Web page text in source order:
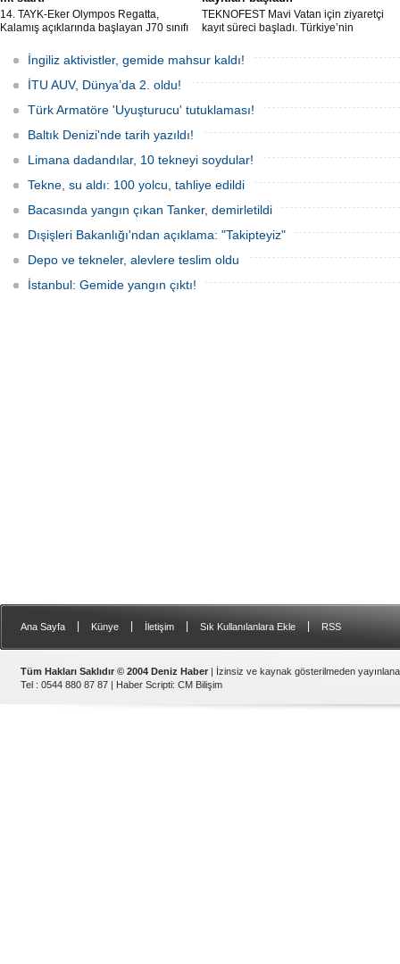
14. TAYK-Eker Olympos Regatta,
Kalamış açıklarında başlayan J70 sınıfı
gün boyunca yelken coşkusuyla
buluşturacak organizasyonun ilk
gününde 9 tekne rüzgârla buluştu.
TEKNOFEST Mavi Vatan için ziyaretçi
kayıt süreci başladı. Türkiye’nin
odaklanan etkinliği, 20-23 Ağustos
tarihleri arasında Gölcük Tersanesi
Komutanlığı’nda gerçekleştirilecek.
İngiliz aktivistler, gemide mahsur kaldı!
İTU AUV, Dünya’da 2. oldu!
Türk Armatöre 'Uyuşturucu' tutuklaması!
Baltık Denizi'nde tarih yazıldı!
Limana dadandılar, 10 tekneyi soydular!
Tekne, su aldı: 100 yolcu, tahliye edildi
Bacasında yangın çıkan Tanker, demirletildi
Dışişleri Bakanlığı'ndan açıklama: "Takipteyiz"
Depo ve tekneler, alevlere teslim oldu
İstanbul: Gemide yangın çıktı!
Ana Sayfa Künye İletişim Sık Kullanılanlara Ekle RSS
Tüm Hakları Saklıdır © 2004 Deniz Haber | İzinsiz ve kaynak gösterilmeden
Tel : 0544 880 87 87 | Haber Scripti: CM Bilişim